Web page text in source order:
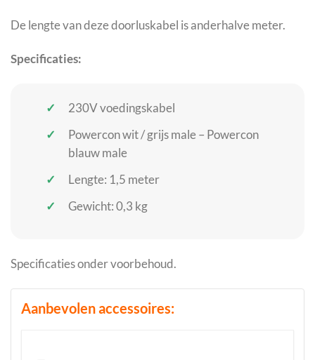
De lengte van deze doorluskabel is anderhalve meter.
Specificaties:
230V voedingskabel
Powercon wit / grijs male – Powercon
blauw male
Lengte: 1,5 meter
Gewicht: 0,3 kg
Specificaties onder voorbehoud.
Aanbevolen accessoires: